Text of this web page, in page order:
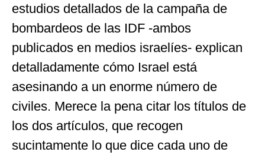
estudios detallados de la campaña de
bombardeos de las IDF -ambos
publicados en medios israelíes- explican
detalladamente cómo Israel está
asesinando a un enorme número de
civiles. Merece la pena citar los títulos de
los dos artículos, que recogen
sucintamente lo que dice cada uno de